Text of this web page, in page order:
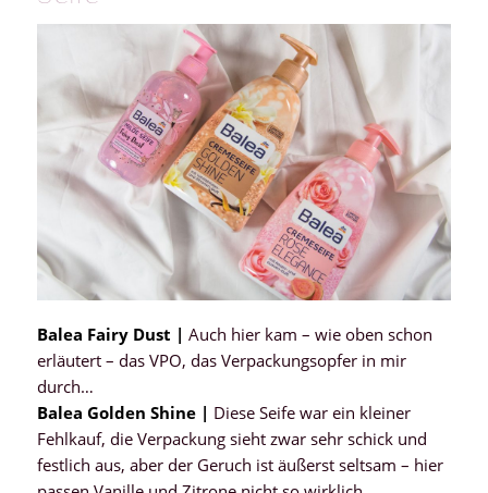
Balea Fairy Dust | Auch hier kam – wie oben schon
erläutert – das VPO, das Verpackungsopfer in mir
durch…
Balea Golden Shine | Diese Seife war ein kleiner
Fehlkauf, die Verpackung sieht zwar sehr schick und
festlich aus, aber der Geruch ist äußerst seltsam – hier